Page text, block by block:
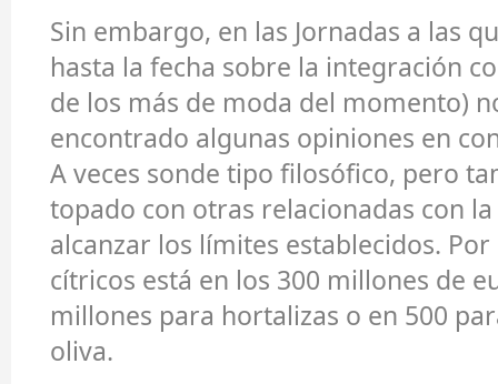
Sin embargo, en las Jornadas a las
hasta la fecha sobre la integración
de los más de moda del momento)
encontrado algunas opiniones en
A veces sonde tipo filosófico, pero
topado con otras relacionadas con
alcanzar los límites establecidos.
cítricos está en los 300 millones de
millones para hortalizas o en 500
oliva.